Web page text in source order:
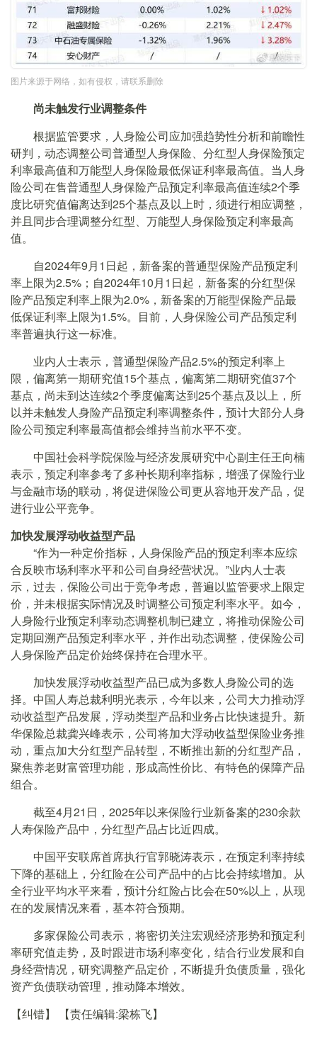
图片来源于网络，如有侵权，请联系删除
尚未触发行业调整条件
根据监管要求，人身险公司应加强趋势性分析和前瞻性
研判，动态调整公司普通型人身保险、分红型人身保险预定
利率最高值和万能型人身保险最低保证利率最高值。当人身
险公司在售普通型人身保险产品预定利率最高值连续2个季
度比研究值偏离达到25个基点及以上时，须进行相应调整，
并且同步合理调整分红型、万能型人身保险预定利率最高
值。
自2024年9月1日起，新备案的普通型保险产品预定利
率上限为2.5%；自2024年10月1日起，新备案的分红型保
险产品预定利率上限为2.0%，新备案的万能型保险产品最
低保证利率上限为1.5%。目前，人身保险公司产品预定利
率普遍执行这一标准。
业内人士表示，普通型保险产品2.5%的预定利率上
限，偏离第一期研究值15个基点，偏离第二期研究值37个
基点，尚未到达连续2个季度偏离达到25个基点及以上，所
以并未触发人身险产品预定利率调整条件，预计大部分人身
险公司预定利率最高值都会维持当前水平不变。
中国社会科学院保险与经济发展研究中心副主任王向楠
表示，预定利率参考了多种长期利率指标，增强了保险行业
与金融市场的联动，将促进保险公司更从容地开发产品，促
进行业公平竞争。
加快发展浮动收益型产品
“作为一种定价指标，人身保险产品的预定利率本应综
合反映市场利率水平和公司自身经营状况。”业内人士表
示，过去，保险公司出于竞争考虑，普遍以监管要求上限定
价，并未根据实际情况及时调整公司预定利率水平。如今，
人身险行业预定利率动态调整机制已建立，将推动保险公司
定期回溯产品预定利率水平，并作出动态调整，使保险公司
人身保险产品定价始终保持在合理水平。
加快发展浮动收益型产品已成为多数人身险公司的选
择。中国人寿总裁利明光表示，今年以来，公司大力推动浮
动收益型产品发展，浮动类型产品和业务占比快速提升。新
华保险总裁龚兴峰表示，公司将加大浮动收益型保险业务推
动，重点加大分红型产品转型，不断推出新的分红型产品，
聚焦养老财富管理功能，形成高性价比、有特色的保障产品
组合。
截至4月21日，2025年以来保险行业新备案的230余款
人寿保险产品中，分红型产品占比近四成。
中国平安联席首席执行官郭晓涛表示，在预定利率持续
下降的基础上，分红险在公司产品中的占比会持续增加。从
全行业平均水平来看，预计分红险占比会在50%以上，从现
在的发展情况来看，基本符合预期。
多家保险公司表示，将密切关注宏观经济形势和预定利
率研究值走势，及时跟进市场利率变化，结合行业发展和自
身经营情况，研究调整产品定价，不断提升负债质量，强化
资产负债联动管理，推动降本增效。
【纠错】
【责任编辑:梁栋飞】